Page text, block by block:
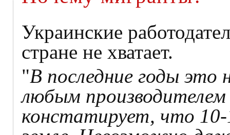
Украинские
стране не хватает.
"В последние годы это
любым
констатирует, что